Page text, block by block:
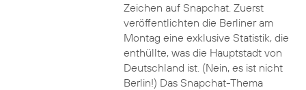
Zeichen auf Snapchat. Zuerst
veröffentlichten die Berliner am
Montag eine exklusive Statistik, die
enthüllte, was die Hauptstadt von
Deutschland ist. (Nein, es ist nicht
Berlin!) Das Snapchat-Thema